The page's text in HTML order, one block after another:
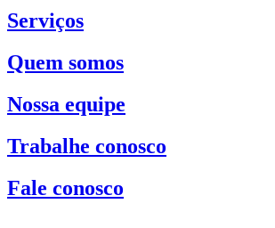
Serviços
Quem somos
Nossa equipe
Trabalhe conosco
Fale conosco